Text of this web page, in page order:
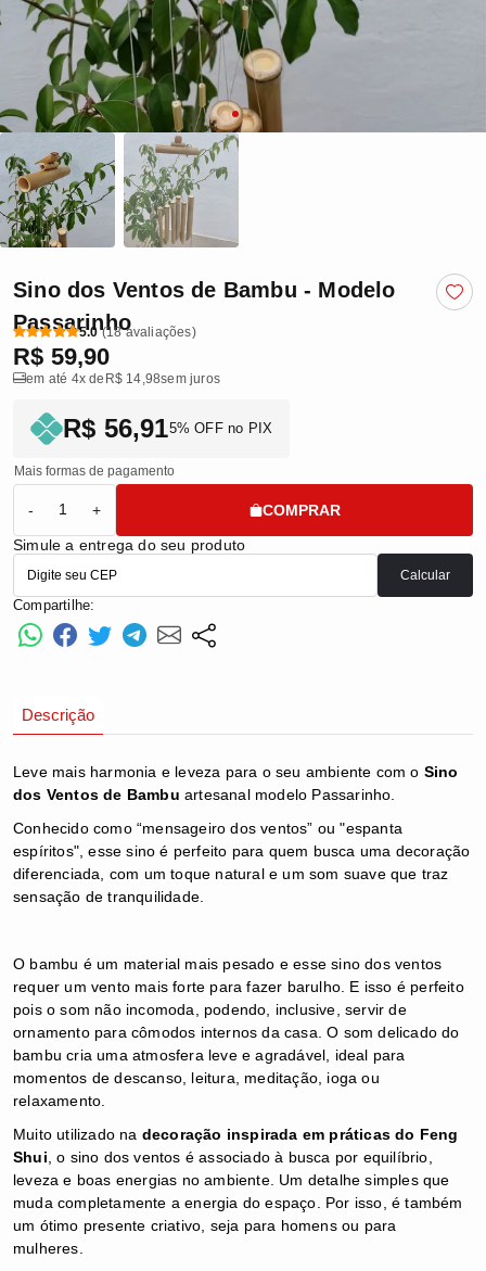
Sino dos Ventos de Bambu - Modelo
Passarinho
5.0(18 avaliações)
R$ 59,90
em até 4x de R$ 14,98sem juros
R$ 56,915% OFF no PIX
Mais formas de pagamento
- +
COMPRAR
Simule a entrega do seu produto
Calcular
Compartilhe:
Descrição
Leve mais harmonia e leveza para o seu ambiente com o Sino
dos Ventos de Bambu artesanal modelo Passarinho.
Conhecido como “mensageiro dos ventos” ou "espanta
espíritos", esse sino é perfeito para quem busca uma decoração
diferenciada, com um toque natural e um som suave que traz
sensação de tranquilidade.
O bambu é um material mais pesado e esse sino dos ventos
requer um vento mais forte para fazer barulho. E isso é perfeito
pois o som não incomoda, podendo, inclusive, servir de
ornamento para cômodos internos da casa. O som delicado do
bambu cria uma atmosfera leve e agradável, ideal para
momentos de descanso, leitura, meditação, ioga ou
relaxamento.
Muito utilizado na decoração inspirada em práticas do Feng
Shui , o sino dos ventos é associado à busca por equilíbrio,
leveza e boas energias no ambiente. Um detalhe simples que
muda completamente a energia do espaço. Por isso, é também
um ótimo presente criativo, seja para homens ou para
mulheres.